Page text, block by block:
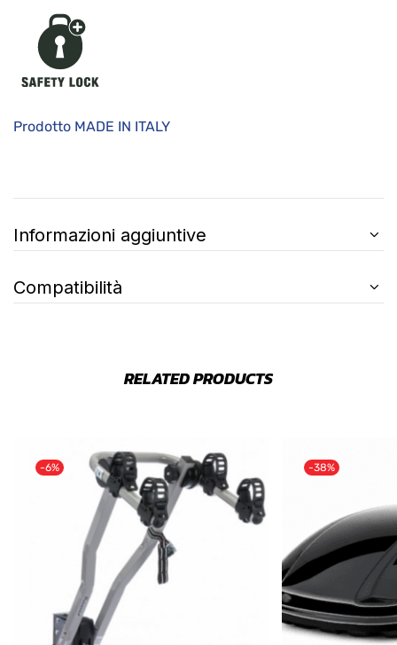
Prodotto MADE IN ITALY
Informazioni aggiuntive
Compatibilità
RELATED PRODUCTS
-6% -38%